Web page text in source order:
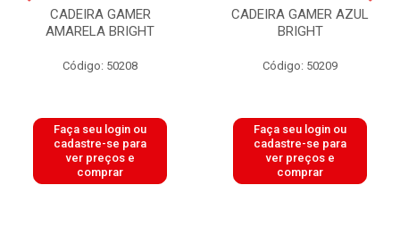
CADEIRA GAMER
AMARELA BRIGHT
Código: 50208
Faça seu login ou
cadastre-se para
ver preços e
comprar
CADEIRA GAMER AZUL
BRIGHT
Código: 50209
Faça seu login ou
cadastre-se para
ver preços e
comprar